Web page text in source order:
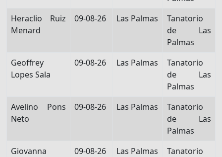
Heraclio Ruiz
Menard
09-08-26 Las Palmas
Tanatorio
de Las
Palmas
Geoffrey
Lopes Sala
09-08-26 Las Palmas
Tanatorio
de Las
Palmas
Avelino Pons
Neto
09-08-26 Las Palmas
Tanatorio
de Las
Palmas
Giovanna
09-08-26 Las Palmas
Tanatorio